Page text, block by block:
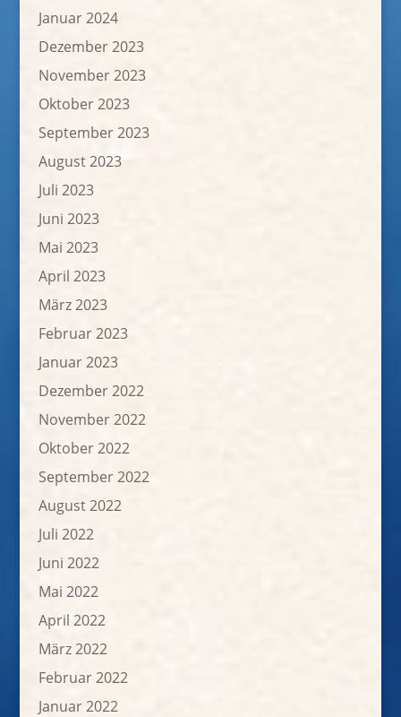
Januar 2024
Dezember 2023
November 2023
Oktober 2023
September 2023
August 2023
Juli 2023
Juni 2023
Mai 2023
April 2023
März 2023
Februar 2023
Januar 2023
Dezember 2022
November 2022
Oktober 2022
September 2022
August 2022
Juli 2022
Juni 2022
Mai 2022
April 2022
März 2022
Februar 2022
Januar 2022